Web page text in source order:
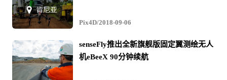
Pix4D/2018-09-06
senseFly推出全新旗舰版固定翼测绘无人
机eBeeX 90分钟续航